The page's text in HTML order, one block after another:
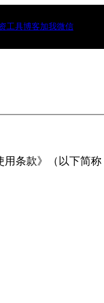
工具博客加我微信
用条款》（以下简称